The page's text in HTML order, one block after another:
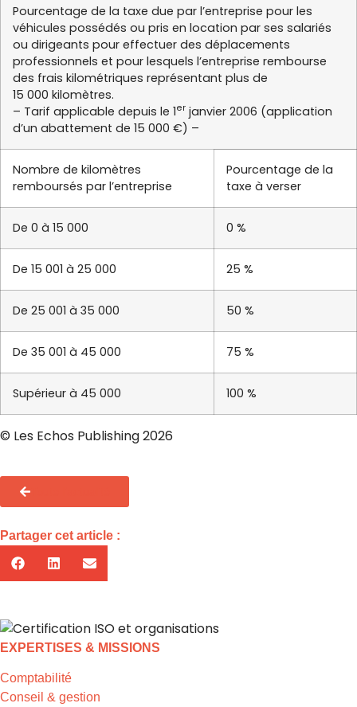
Pourcentage de la taxe due par l’entreprise pour les
véhicules possédés ou pris en location par ses salariés
ou dirigeants pour effectuer des déplacements
professionnels et pour lesquels l’entreprise rembourse
des frais kilométriques représentant plus de
15 000 kilomètres.
– Tarif applicable depuis le 1er janvier 2006 (application
d’un abattement de 15 000 €) –
Nombre de kilomètres
remboursés par l’entreprise
Pourcentage de la
taxe à verser
De 0 à 15 000 0 %
De 15 001 à 25 000 25 %
De 25 001 à 35 000 50 %
De 35 001 à 45 000 75 %
Supérieur à 45 000 100 %
© Les Echos Publishing 2026
Partager cet article :
EXPERTISES & MISSIONS
Comptabilité
Conseil & gestion